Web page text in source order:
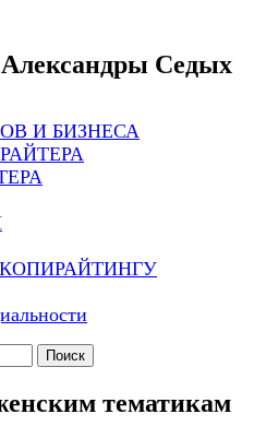
Седых
И БИЗНЕСА
тематикам